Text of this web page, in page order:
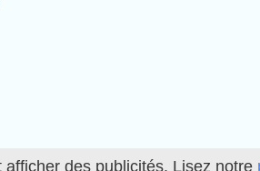
des publicités. Lisez notre